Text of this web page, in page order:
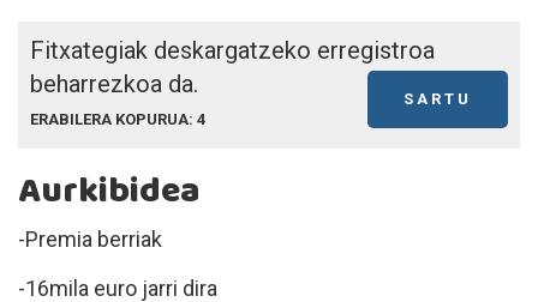
Fitxategiak deskargatzeko erregistroa
beharrezkoa da.
SARTU
ERABILERA KOPURUA: 4
Aurkibidea
-Premia berriak
-16mila euro jarri dira